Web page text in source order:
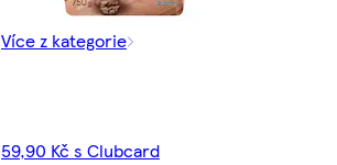
Více z kategorie
59,90 Kč s Clubcard